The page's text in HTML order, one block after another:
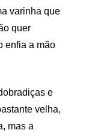
varinha que
quer
enfia a mão
e
velha,
mas a